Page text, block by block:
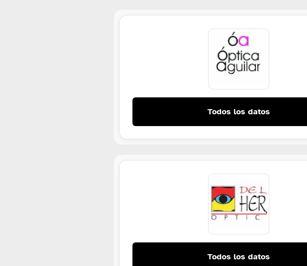
Todos los datos
Todos los datos